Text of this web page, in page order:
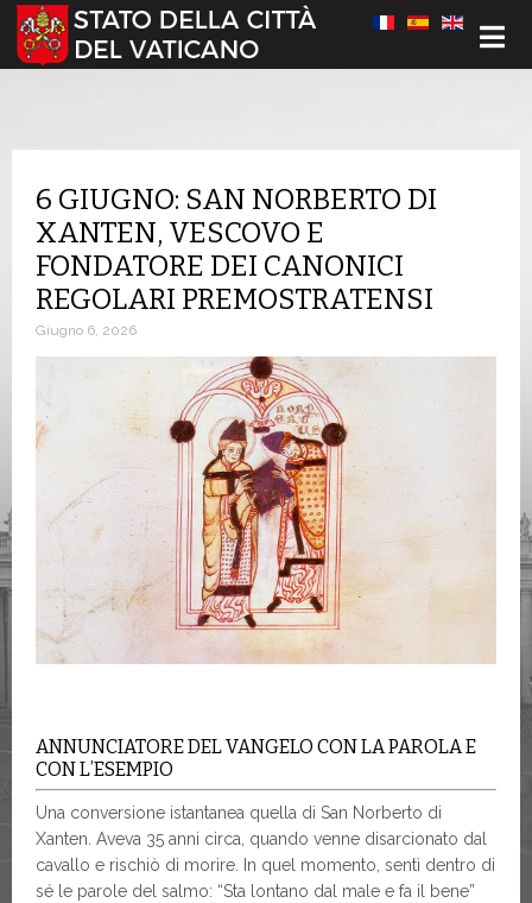
Seleziona la tua lingua
6 GIUGNO: SAN NORBERTO DI
XANTEN, VESCOVO E
FONDATORE DEI CANONICI
REGOLARI PREMOSTRATENSI
Giugno 6, 2026
ANNUNCIATORE DEL VANGELO CON LA PAROLA E
CON L’ESEMPIO
Una conversione istantanea quella di San Norberto di
Xanten. Aveva 35 anni circa, quando venne disarcionato dal
cavallo e rischiò di morire. In quel momento, sentì dentro di
sé le parole del salmo: “Sta lontano dal male e fa il bene”